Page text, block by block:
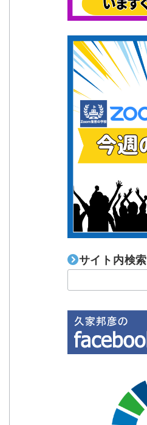
サイト内検索
索：